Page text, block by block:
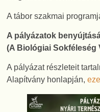
A tábor szakmai
A pályázatok
(A Biológiai Sokféleség
A pályázat részleteit
Alapítvány honlapján,